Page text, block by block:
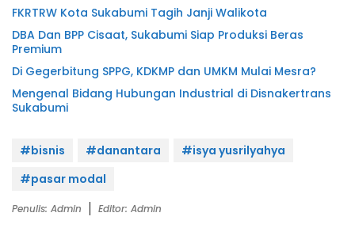
FKRTRW Kota Sukabumi Tagih Janji Walikota
DBA Dan BPP Cisaat, Sukabumi Siap Produksi Beras
Premium
Di Gegerbitung SPPG, KDKMP dan UMKM Mulai Mesra?
Mengenal Bidang Hubungan Industrial di Disnakertrans
Sukabumi
#bisnis #danantara
#isya yusrilyahya
#pasar modal
Penulis: Admin Editor: Admin